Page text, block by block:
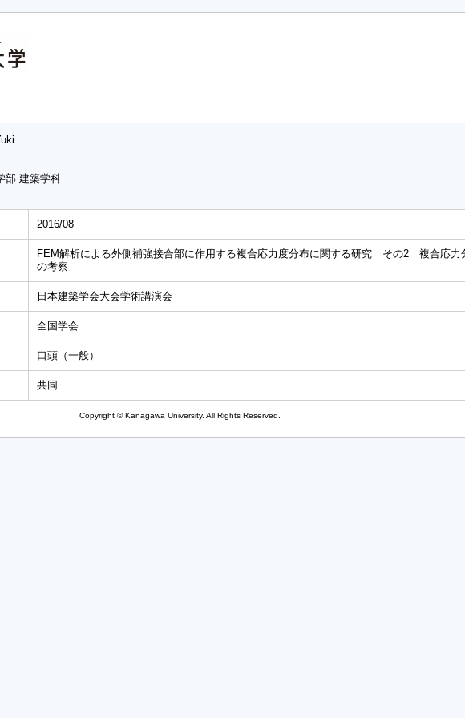
部 建築学科
2016/08
FEM解析による外側補強接合部に作用する複合応力度分布に関する研究 その2 複合応力
の考察
日本建築学会大会学術講演会
全国学会
口頭（一般）
共同
Copyright © Kanagawa University. All Rights Reserved.